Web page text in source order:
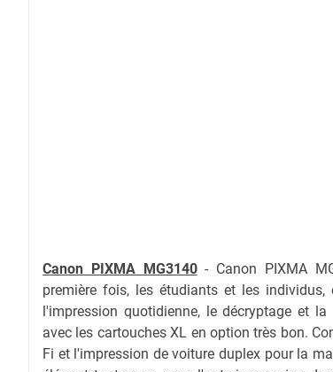
Canon PIXMA MG3140- Canon PIXMA
première fois, les étudiants et les
l'impression quotidienne, le décryptage et
avec les cartouches XL en option très bon.
Fi et l'impression de voiture duplex pour la